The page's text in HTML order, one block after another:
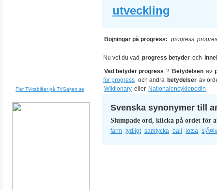
Fler TV-tablåer på TVSajten.se
utveckling
Böjningar på progress: progress,
Nu vet du vad progress betyder och
Vad betyder progress ? Betydelsen av
för progress och andra betydelser av
Wiktionary eller Nationalencyklopedin
Svenska synonymer till
Slumpade ord, klicka på ordet för
farm tydligt samtycka ball lotsa